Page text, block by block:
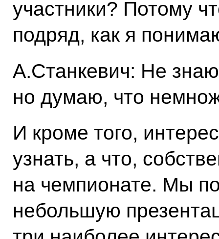
участники? Потому
подряд, как я
А.Станкевич: Не
но думаю, что
И кроме того,
узнать, а что,
на чемпионате. Мы
небольшую